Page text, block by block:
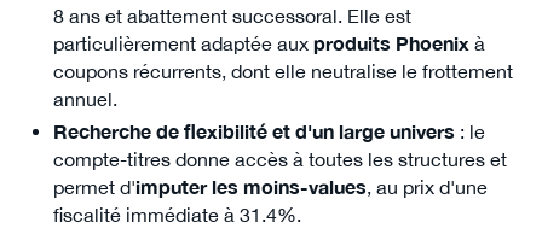
8 ans et abattement successoral. Elle est
particulièrement adaptée aux produits Phoenix à
coupons récurrents, dont elle neutralise le frottement
annuel.
Recherche de flexibilité et d'un large univers : le
compte-titres donne accès à toutes les structures et
permet d'imputer les moins-values, au prix d'une
fiscalité immédiate à 31.4%.